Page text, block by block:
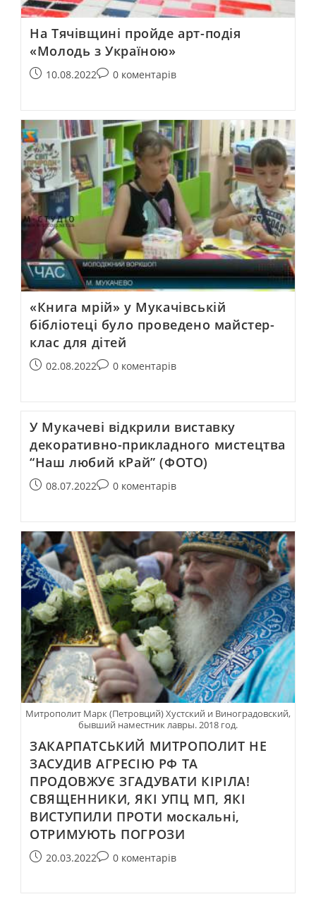
На Тячівщині пройде арт-подія
«Молодь з Україною»
10.08.2022 0 коментарів
«Книга мрій» у Мукачівській
бібліотеці було проведено майстер-
клас для дітей
02.08.2022 0 коментарів
У Мукачеві відкрили виставку
декоративно-прикладного мистецтва
“Наш любий кРай” (ФОТО)
08.07.2022 0 коментарів
Митрополит Марк (Петровций) Хустский и Виноградовский,
бывший наместник лавры. 2018 год.
ЗАКАРПАТСЬКИЙ МИТРОПОЛИТ НЕ
ЗАСУДИВ АГРЕСІЮ РФ ТА
ПРОДОВЖУЄ ЗГАДУВАТИ КІРІЛА!
СВЯЩЕННИКИ, ЯКІ УПЦ МП, ЯКІ
ВИСТУПИЛИ ПРОТИ москальні,
ОТРИМУЮТЬ ПОГРОЗИ
20.03.2022 0 коментарів